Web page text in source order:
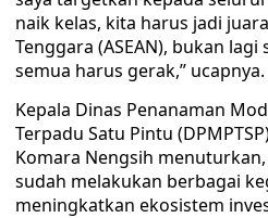
naik kelas, kita harus jadi
Tenggara (ASEAN), bukan
semua harus gerak,” ucapnya.
Kepala Dinas Penanaman
Terpadu Satu Pintu
Komara Nengsih
sudah melakukan berbagai
meningkatkan ekosistem